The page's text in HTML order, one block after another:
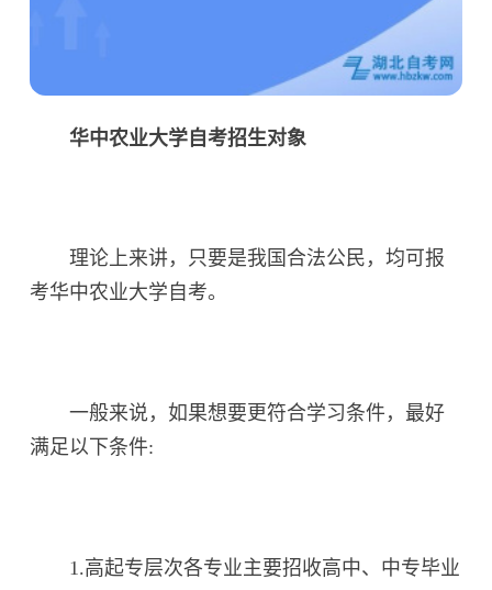
华中农业大学自考招生对象
理论上来讲，只要是我国合法公民，均可报
考华中农业大学自考。
一般来说，如果想要更符合学习条件，最好
满足以下条件:
1.高起专层次各专业主要招收高中、中专毕业